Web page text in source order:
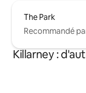
The Park
Recommandé
Killarney :